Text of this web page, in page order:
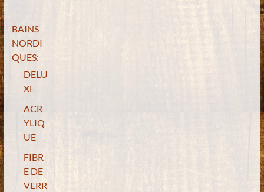
BAINS
NORDI
QUES:
DELU
XE
ACR
YLIQ
UE
FIBR
E DE
VERR